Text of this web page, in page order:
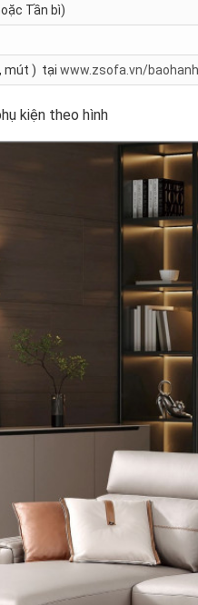
Tần bì)
mút ) tại www.zsofa.vn/
kiện theo hình